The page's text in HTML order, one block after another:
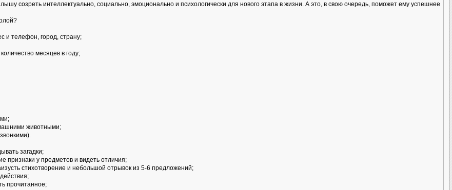
созреть интеллектуально, социально, эмоционально и психологически для нового этапа в жизни. А это, в свою очередь, поможет ему успешнее
и телефон, город, страну;
месяцев в году;
животными;
загадки;
признаки у предметов и видеть отличия;
стихотворение и небольшой отрывок из 5-6 предложений;
прочитанное;